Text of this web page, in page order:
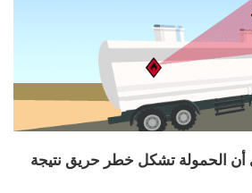
الحمولة تشكل خطر حريق نتيجة